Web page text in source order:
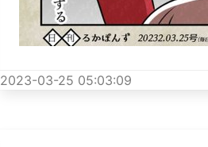
2023-03-25 05:03:09